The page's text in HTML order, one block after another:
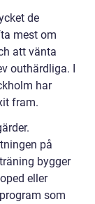
de
mest om
att vänta
outhärdliga. I
har
fram.
på
bygger
eller
som